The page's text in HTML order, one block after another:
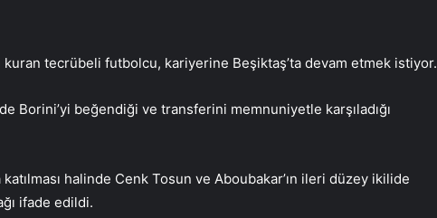
kuran tecrübeli futbolcu, kariyerine Beşiktaş’ta devam etmek istiyor.
Borini’yi beğendiği ve transferini memnuniyetle karşıladığı
halinde Cenk Tosun ve Aboubakar’ın ileri düzey ikilide
ifade edildi.